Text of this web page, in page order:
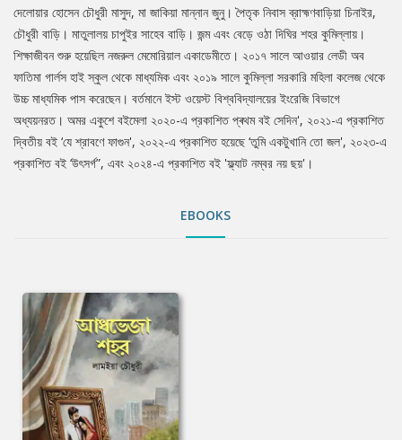
দেলোয়ার হোসেন চৌধুরী মাসুদ, মা জাকিয়া মান্নান জুনু। পৈতৃক নিবাস ব্রাহ্মণবাড়িয়া চিনাইর,
চৌধুরী বাড়ি। মাতুলালয় চাপুইর সাহেব বাড়ি। জন্ম এবং বেড়ে ওঠা দিঘির শহর কুমিল্লায়।
শিক্ষাজীবন শুরু হয়েছিল নজরুল মেমোরিয়াল একাডেমীতে। ২০১৭ সালে আওয়ার লেডী অব
ফাতিমা গার্লস হাই স্কুল থেকে মাধ্যমিক এবং ২০১৯ সালে কুমিল্লা সরকারি মহিলা কলেজ থেকে
উচ্চ মাধ্যমিক পাস করেছেন। বর্তমানে ইস্ট ওয়েস্ট বিশ্ববিদ্যালয়ের ইংরেজি বিভাগে
অধ্যয়নরত। অমর একুশে বইমেলা ২০২০-এ প্রকাশিত প্ৰথম বই সেদিন', ২০২১-এ প্রকাশিত
দ্বিতীয় বই ‘যে শ্রাবণে ফাগুন', ২০২২-এ প্রকাশিত হয়েছে ‘তুমি একটুখানি তো জল', ২০২৩-এ
প্রকাশিত বই ‘উৎসর্গ”, এবং ২০২৪-এ প্রকাশিত বই 'ফ্ল্যাট নম্বর নয় ছয়'।
EBOOKS